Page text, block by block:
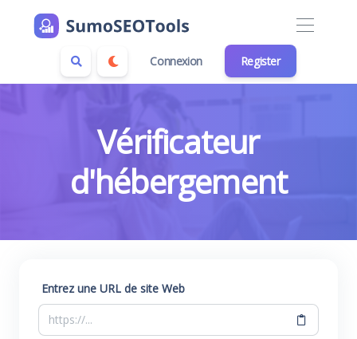
Connexion Register
Vérificateur
d'hébergement
Entrez une URL de site Web